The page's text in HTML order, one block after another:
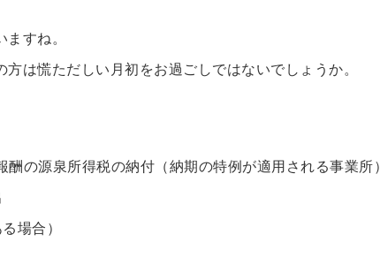
すね。
は慌ただしい月初をお過ごしではないでしょうか。
の源泉所得税の納付（納期の特例が適用される事業所）
場合）